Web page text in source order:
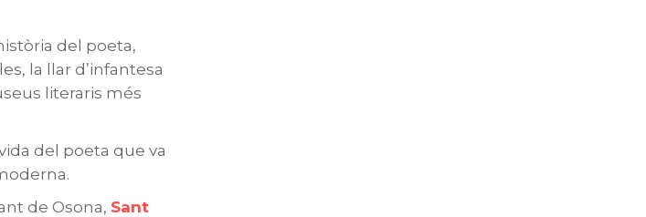
del poeta,
la llar d’infantesa
literaris més
del poeta que va
de Osona, Sant